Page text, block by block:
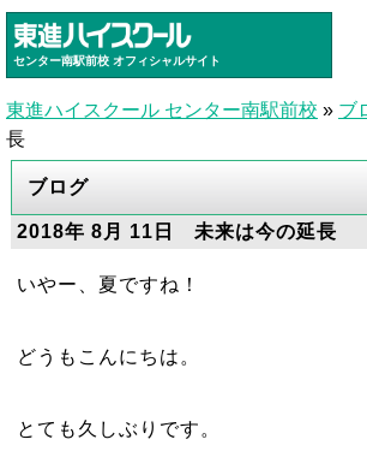
センター南駅前校 オフィシャルサイト
東進ハイスクール センター南駅前校 » ブ
長
ブログ
2018年 8月 11日 未来は今の延長
いやー、夏ですね！
どうもこんにちは。
とても久しぶりです。